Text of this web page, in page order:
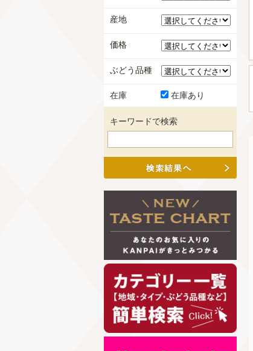
産地
価格
ぶどう品種
在庫 在庫あり
キーワードで検索